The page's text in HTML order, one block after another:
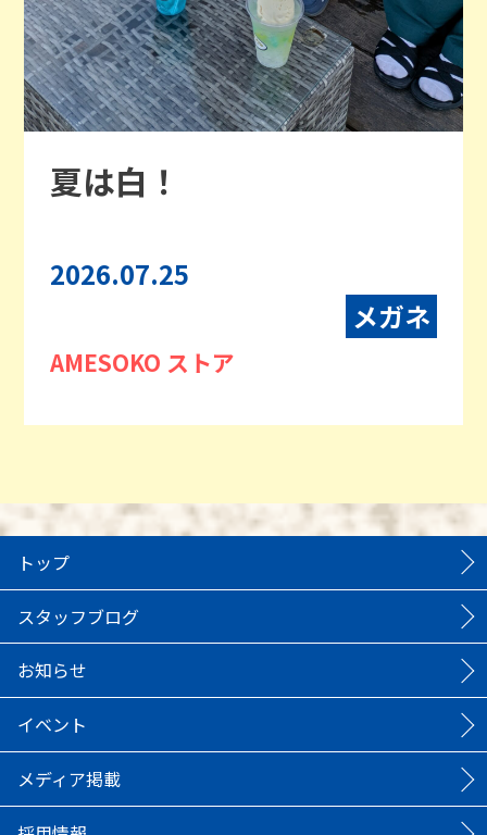
夏は白！
2026.07.25
メガネ
AMESOKO ストア
トップ
スタッフブログ
お知らせ
イベント
メディア掲載